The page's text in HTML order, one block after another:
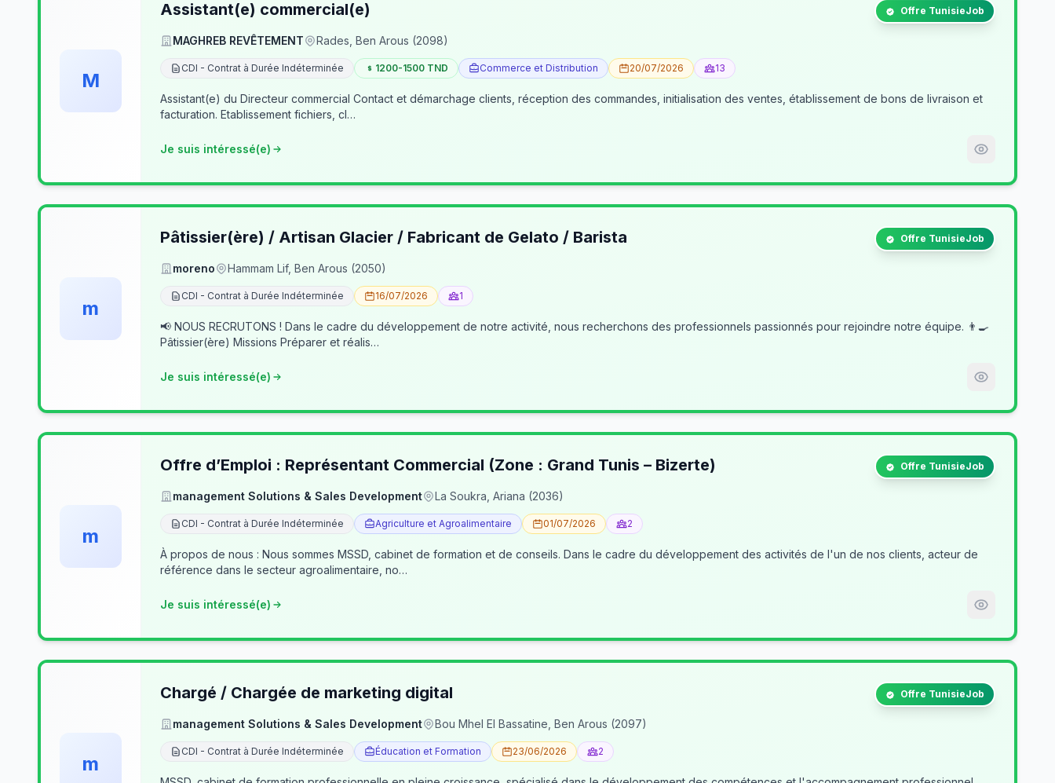
M
Assistant(e) commercial(e) Offre TunisieJob
MAGHREB REVÊTEMENT Rades, Ben Arous (2098)
CDI - Contrat à Durée Indéterminée 1200-1500 TND Commerce et Distribution 20/07/2026 13
Assistant(e) du Directeur commercial Contact et démarchage clients, réception des commandes, initialisation des ventes, établissement de bons de livraison et
facturation. Etablissement fichiers, cl…
Je suis intéressé(e)
m
Pâtissier(ère) / Artisan Glacier / Fabricant de Gelato / Barista Offre TunisieJob
moreno Hammam Lif, Ben Arous (2050)
CDI - Contrat à Durée Indéterminée 16/07/2026 1
📢 NOUS RECRUTONS ! Dans le cadre du développement de notre activité, nous recherchons des professionnels passionnés pour rejoindre notre équipe. 👨‍🍳
Pâtissier(ère) Missions Préparer et réalis…
Je suis intéressé(e)
m
Offre d’Emploi : Représentant Commercial (Zone : Grand Tunis – Bizerte) Offre TunisieJob
management Solutions & Sales Development La Soukra, Ariana (2036)
CDI - Contrat à Durée Indéterminée Agriculture et Agroalimentaire 01/07/2026 2
À propos de nous : Nous sommes MSSD, cabinet de formation et de conseils. Dans le cadre du développement des activités de l'un de nos clients, acteur de
référence dans le secteur agroalimentaire, no…
Je suis intéressé(e)
m
Chargé / Chargée de marketing digital Offre TunisieJob
management Solutions & Sales Development Bou Mhel El Bassatine, Ben Arous (2097)
CDI - Contrat à Durée Indéterminée Éducation et Formation 23/06/2026 2